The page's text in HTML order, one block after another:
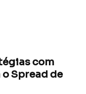
com
Spread de